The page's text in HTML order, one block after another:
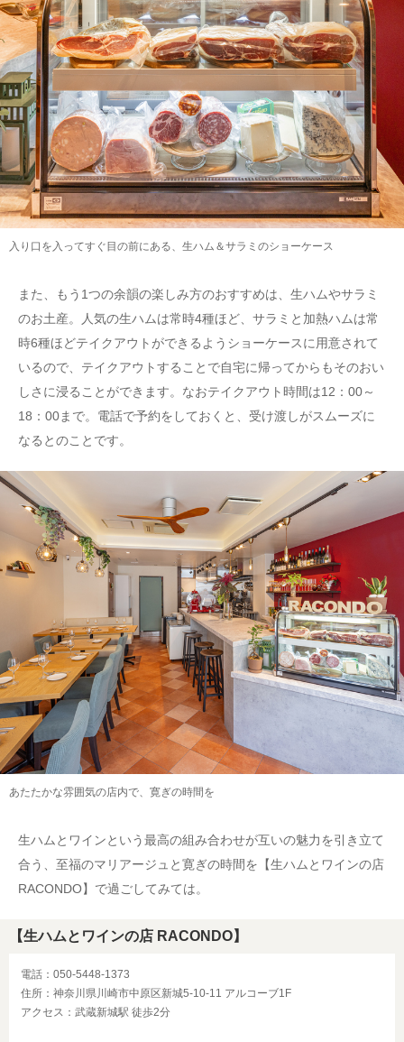
入り口を入ってすぐ目の前にある、生ハム＆サラミのショーケース
また、もう1つの余韻の楽しみ方のおすすめは、生ハムやサラミ
のお土産。人気の生ハムは常時4種ほど、サラミと加熱ハムは常
時6種ほどテイクアウトができるようショーケースに用意されて
いるので、テイクアウトすることで自宅に帰ってからもそのおい
しさに浸ることができます。なおテイクアウト時間は12：00～
18：00まで。電話で予約をしておくと、受け渡しがスムーズに
なるとのことです。
あたたかな雰囲気の店内で、寛ぎの時間を
生ハムとワインという最高の組み合わせが互いの魅力を引き立て
合う、至福のマリアージュと寛ぎの時間を【生ハムとワインの店
RACONDO】で過ごしてみては。
【生ハムとワインの店 RACONDO】
電話：050-5448-1373
住所：神奈川県川崎市中原区新城5-10-11 アルコーブ1F
アクセス：武蔵新城駅 徒歩2分